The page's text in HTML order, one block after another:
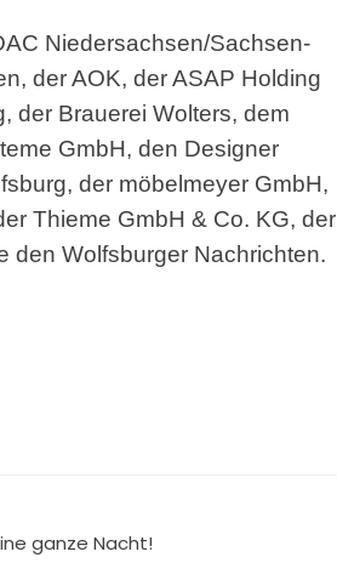
Niedersachsen/Sachsen-
der AOK, der ASAP Holding
der Brauerei Wolters, dem
GmbH, den Designer
der möbelmeyer GmbH,
Thieme GmbH & Co. KG, der
den Wolfsburger Nachrichten.
ganze Nacht!